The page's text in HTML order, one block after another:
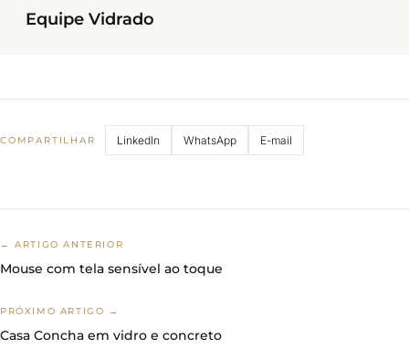
Equipe Vidrado
COMPARTILHAR LinkedIn WhatsApp E-mail
← ARTIGO ANTERIOR
Mouse com tela sensível ao toque
PRÓXIMO ARTIGO →
Casa Concha em vidro e concreto